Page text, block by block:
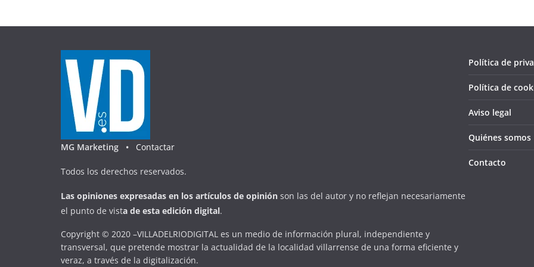
MG Marketing • Contactar
Todos los derechos reservados.
Las opiniones expresadas en los artículos de opinión son las del autor y no reflejan necesariamente
el punto de vista de esta edición digital.
Copyright © 2020 –VILLADELRIODIGITAL es un medio de información plural, independiente y
transversal, que pretende mostrar la actualidad de la localidad villarrense de una forma eficiente y
veraz, a través de la digitalización.
Política de
Política de
Aviso legal
Quiénes somos
Contacto